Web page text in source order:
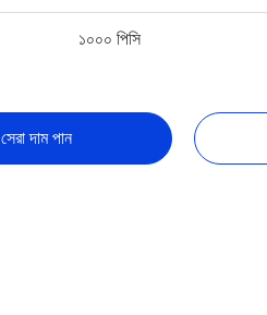
১০০০ পিসি
সেরা দাম পান